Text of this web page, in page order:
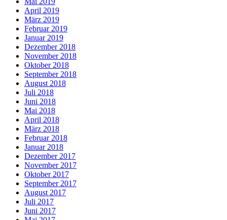
April 2019
März 2019
Februar 2019
Januar 2019
Dezember 2018
November 2018
Oktober 2018
September 2018
August 2018
Juli 2018
Juni 2018
Mai 2018
April 2018
März 2018
Februar 2018
Januar 2018
Dezember 2017
November 2017
Oktober 2017
September 2017
August 2017
Juli 2017
Juni 2017